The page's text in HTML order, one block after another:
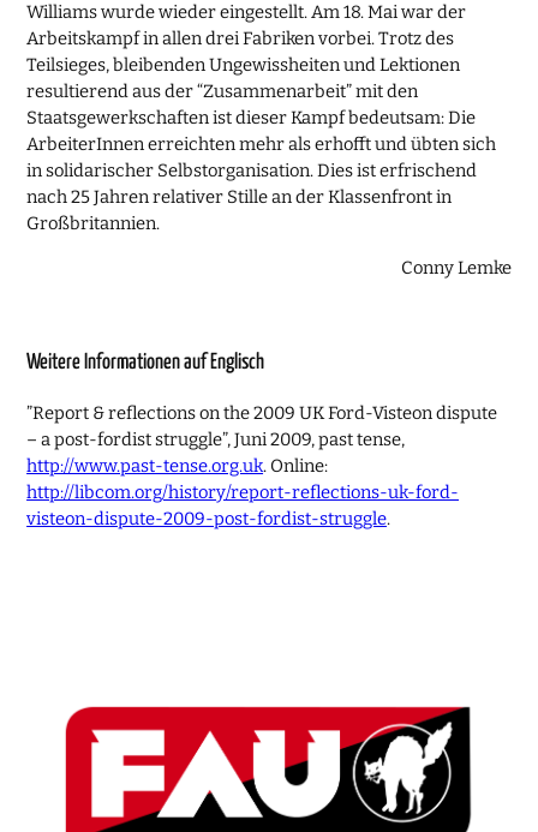
Williams wurde wieder eingestellt. Am 18. Mai war der
Arbeitskampf in allen drei Fabriken vorbei. Trotz des
Teilsieges, bleibenden Ungewissheiten und Lektionen
resultierend aus der “Zusammenarbeit” mit den
Staatsgewerkschaften ist dieser Kampf bedeutsam: Die
ArbeiterInnen erreichten mehr als erhofft und übten sich
in solidarischer Selbstorganisation. Dies ist erfrischend
nach 25 Jahren relativer Stille an der Klassenfront in
Großbritannien.
Conny Lemke
Weitere Informationen auf Englisch
”Report & reflections on the 2009 UK Ford-Visteon dispute
– a post-fordist struggle”, Juni 2009, past tense,
http://www.past-tense.org.uk. Online:
http://libcom.org/history/report-reflections-uk-ford-
visteon-dispute-2009-post-fordist-struggle.